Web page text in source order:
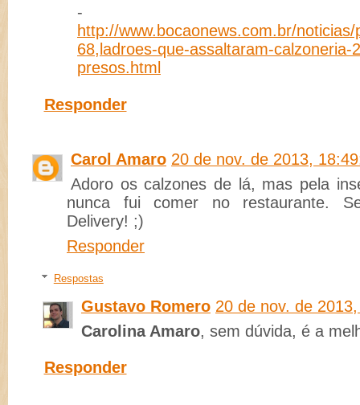
-
http://www.bocaonews.com.br/
68,ladroes-que-assaltaram-calzoneria-
presos.html
Responder
Carol Amaro 20 de nov. de 2013,
Adoro os calzones de lá, mas pela
nunca fui comer no restaurante.
Delivery! ;)
Responder
Respostas
Gustavo Romero 20 de nov. de
Carolina Amaro, sem dúvida, é a
Responder